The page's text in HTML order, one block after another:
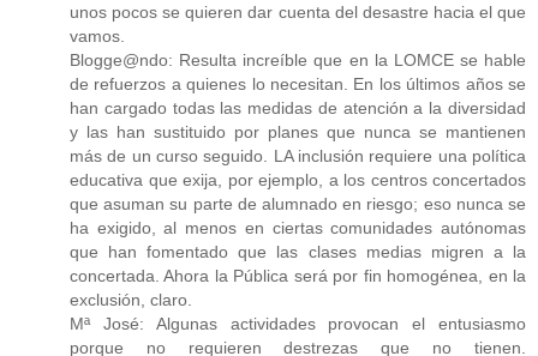
unos pocos se quieren dar cuenta del desastre hacia el que
vamos.
Blogge@ndo: Resulta increíble que en la LOMCE se hable
de refuerzos a quienes lo necesitan. En los últimos años se
han cargado todas las medidas de atención a la diversidad
y las han sustituido por planes que nunca se mantienen
más de un curso seguido. LA inclusión requiere una política
educativa que exija, por ejemplo, a los centros concertados
que asuman su parte de alumnado en riesgo; eso nunca se
ha exigido, al menos en ciertas comunidades autónomas
que han fomentado que las clases medias migren a la
concertada. Ahora la Pública será por fin homogénea, en la
exclusión, claro.
Mª José: Algunas actividades provocan el entusiasmo
porque no requieren destrezas que no tienen.